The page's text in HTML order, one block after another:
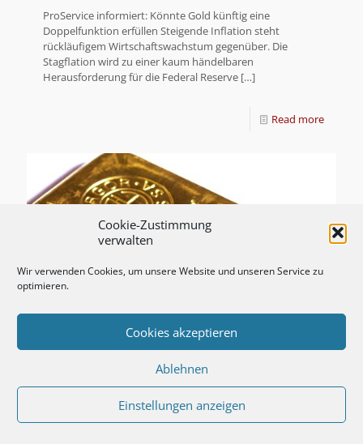
Cookie-Zustimmung
verwalten
Wir verwenden Cookies, um unsere Website und unseren Service zu
optimieren.
Cookies akzeptieren
Ablehnen
Einstellungen anzeigen
ProService informiert: Könnte Gold künftig eine
Doppelfunktion erfüllen Steigende Inflation steht
rückläufigem Wirtschaftswachstum gegenüber. Die
Stagflation wird zu einer kaum händelbaren
Herausforderung für die Federal Reserve […]
Read more
ProService informiert:
Vertrauen Sie auf